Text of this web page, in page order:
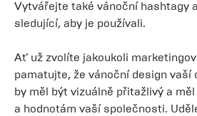
Vytvářejte také vánoční hashtagy
sledující, aby je používali.
Ať už zvolíte jakoukoli
pamatujte, že vánoční design vaší
by měl být vizuálně přitažlivý a
a hodnotám vaší společnosti.